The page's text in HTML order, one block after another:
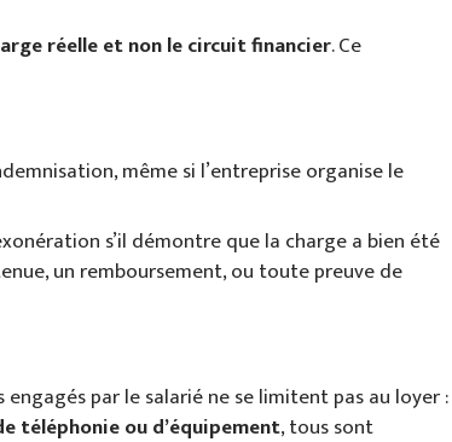
réelle et non le circuit financier. Ce
même si l’entreprise organise le
s’il démontre que la charge a bien été
un remboursement, ou toute preuve de
par le salarié ne se limitent pas au loyer :
téléphonie ou d’équipement, tous sont